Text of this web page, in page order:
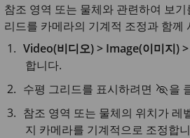
참조 영역 또는 물체와 관련하여 보
리드를 카메라의 기계적 조정과 함께
Video(비디오) > Image(이미지) >
합니다.
수평 그리드를 표시하려면
을
참조 영역 또는 물체의 위치가 레
지 카메라를 기계적으로 조정합